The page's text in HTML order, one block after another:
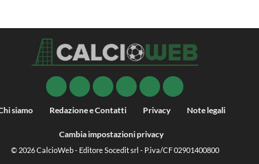
siamo Redazione e Contatti Privacy Note legali
Cambia impostazioni privacy
© 2026CalcioWeb- Editore Socedit srl - P.iva/CF 02901400800